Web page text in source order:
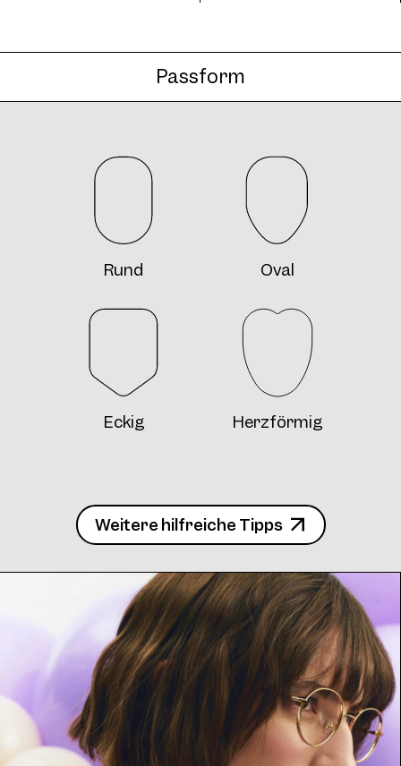
Passform
Rund Oval
Eckig Herzförmig
Weitere hilfreiche Tipps